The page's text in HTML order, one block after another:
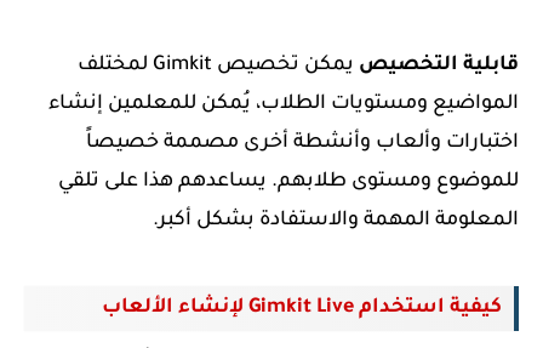
قابلية التخصيص
يمكن تخصيص Gimkit لمختلف
المواضيع ومستويات الطلاب، يُمكن للمعلمين إنشاء
اختبارات وألعاب وأنشطة أخرى مصممة خصيصاً
للموضوع ومستوى طلابهم. يساعدهم هذا على تلقي
المعلومة المهمة والاستفادة بشكل أكبر.
كيفية استخدام Gimkit Live لإنشاء الألعاب